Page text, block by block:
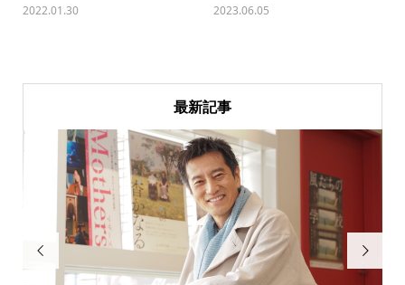
2022.01.30 2023.06.05
最新記事
 